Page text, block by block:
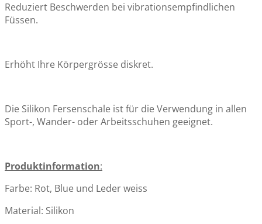
CHF 11.50
Einlegesohle aus Memory Foam – mit Stütze für
Zehentrenner-Socken zur Entlastung bei Zehen- und
Reduziert Beschwerden bei vibrationsempfindlichen
Füssen.
Erhöht Ihre Körpergrösse diskret.
Die Silikon Fersenschale ist für die Verwendung in allen
Sport-, Wander- oder Arbeitsschuhen geeignet.
Produktinformation:
Farbe: Rot, Blue und Leder weiss
Material: Silikon